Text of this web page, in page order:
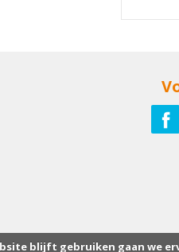
blijft gebruiken gaan we